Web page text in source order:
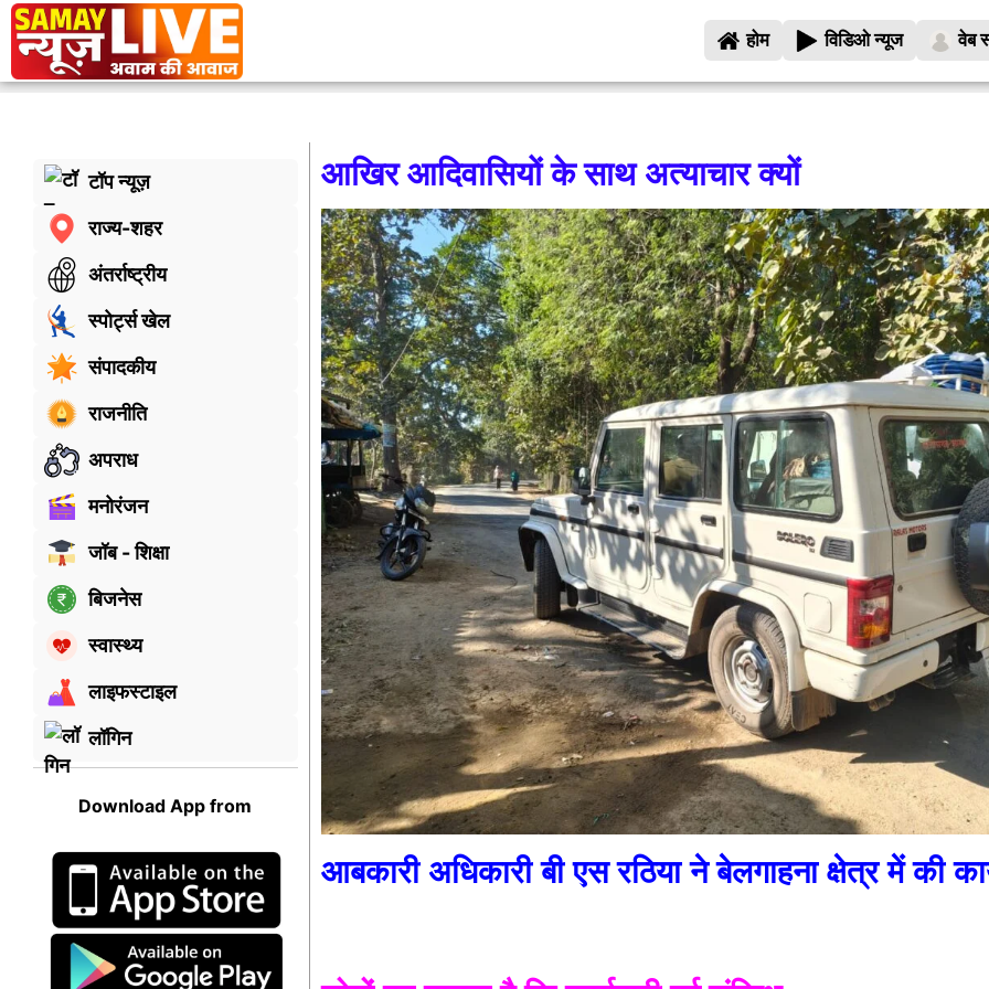
होम विडिओ न्यूज वेब
टॉप न्यूज़
राज्य-शहर
अंतर्राष्ट्रीय
स्पोर्ट्स खेल
संपादकीय
राजनीति
अपराध
मनोरंजन
जॉब - शिक्षा
बिजनेस
स्वास्थ्य
लाइफस्टाइल
लॉगिन
Download App from
आखिर आदिवासियों के साथ अत्याचार क्यों
आबकारी अधिकारी बी एस रठिया ने बेलगाहना क्षेत्र में की